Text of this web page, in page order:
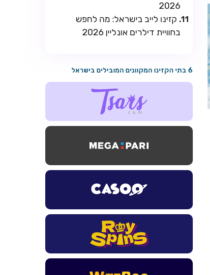
2026
קזינו לייב בישראל: מה לחפש
בחוויית דילרים אונליין 2026
6 בתי הקזינו המקוונים המובילים בישראל